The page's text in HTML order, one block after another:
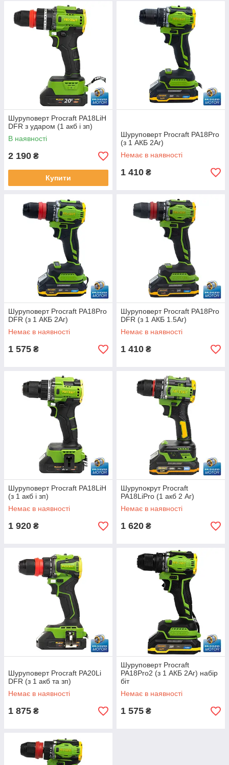
Шуруповерт Procraft PA18LiH
DFR з ударом (1 акб і зп)
В наявності
2 190 ₴
Купити
Шуруповерт Procraft PA18Pro
(з 1 АКБ 2Аг)
Немає в наявності
1 410 ₴
Шуруповерт Procraft PA18Pro
DFR (з 1 АКБ 2Аг)
Немає в наявності
1 575 ₴
Шуруповерт Procraft PA18Pro
DFR (з 1 АКБ 1.5Аг)
Немає в наявності
1 410 ₴
Шуруповерт Procraft PA18LiH
(з 1 акб і зп)
Немає в наявності
1 920 ₴
Шурупокрут Procraft
PA18LiPro (1 акб 2 Аг)
Немає в наявності
1 620 ₴
Шуруповерт Procraft PA20Li
DFR (з 1 акб та зп)
Немає в наявності
1 875 ₴
Шуруповерт Procraft
PA18Pro2 (з 1 АКБ 2Аг) набір
біт
Немає в наявності
1 575 ₴